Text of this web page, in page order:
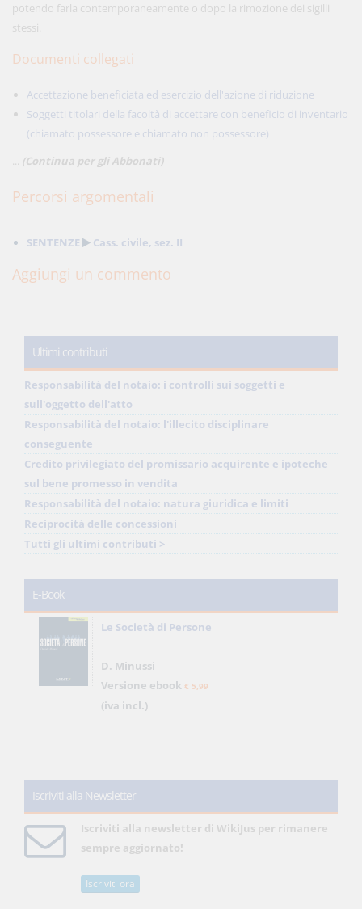
potendo farla contemporaneamente o dopo la rimozione dei sigilli
stessi.
Documenti collegati
Accettazione beneficiata ed esercizio dell'azione di riduzione
Soggetti titolari della facoltà di accettare con beneficio di inventario
(chiamato possessore e chiamato non possessore)
(Continua per gli Abbonati)
Percorsi argomentali
SENTENZE Cass. civile, sez. II
Aggiungi un commento
Ultimi contributi
Responsabilità del notaio: i controlli sui soggetti e
sull'oggetto dell'atto
Responsabilità del notaio: l'illecito disciplinare
conseguente
Credito privilegiato del promissario acquirente e ipoteche
sul bene promesso in vendita
Responsabilità del notaio: natura giuridica e limiti
Reciprocità delle concessioni
Tutti gli ultimi contributi >
E-Book
Le Società di Persone
D. Minussi
Versione ebook € 5,99
(iva incl.)
Iscriviti alla Newsletter
Iscriviti alla newsletter di WikiJus per rimanere
sempre aggiornato!
Iscriviti ora